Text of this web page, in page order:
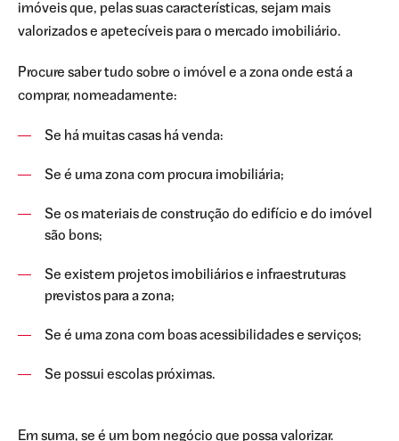
imóveis que, pelas suas características, sejam mais
valorizados e apetecíveis para o mercado imobiliário.
Procure saber tudo sobre o imóvel e a zona onde está a
comprar, nomeadamente:
Se há muitas casas há venda:
Se é uma zona com procura imobiliária;
Se os materiais de construção do edifício e do imóvel
são bons;
Se existem projetos imobiliários e infraestruturas
previstos para a zona;
Se é uma zona com boas acessibilidades e serviços;
Se possui escolas próximas.
Em suma, se é um bom negócio que possa valorizar.